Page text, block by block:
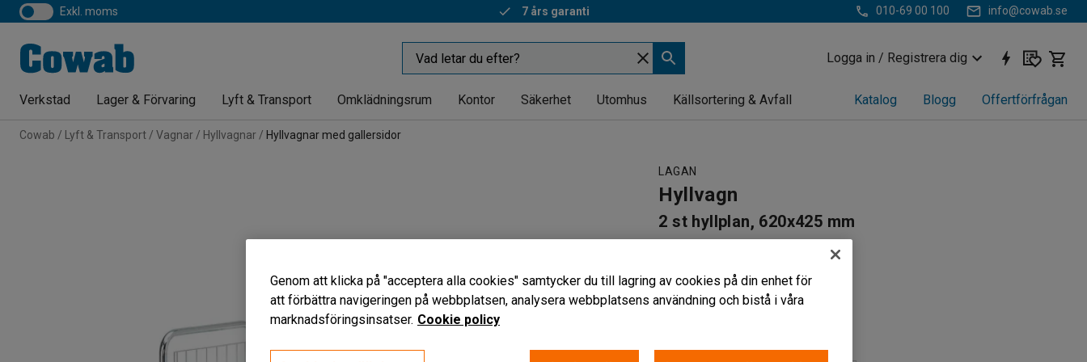
exkl. moms 7 års garanti 010-69 00 100 info@cowab.se
Logga in / Registrera dig
Verkstad Lager & Förvaring Lyft & Transport Omklädningsrum Kontor Säkerhet Utomhus Källsortering & Avfall Katalog Blogg Offertförfrågan
Cowab Lyft & Transport Vagnar Hyllvagnar Hyllvagnar med gallersidor
LAGAN
Hyllvagn
2 st hyllplan, 620x425 mm
Gallergavlar
Justerbara hyllplan
Lastytans storlek (LxB) (mm)
Genom att klicka på "acceptera alla cookies" samtycker du till lagring av cookies på din enhet för
att förbättra navigeringen på webbplatsen, analysera webbplatsens användning och bistå i våra
marknadsföringsinsatser. Cookie policy